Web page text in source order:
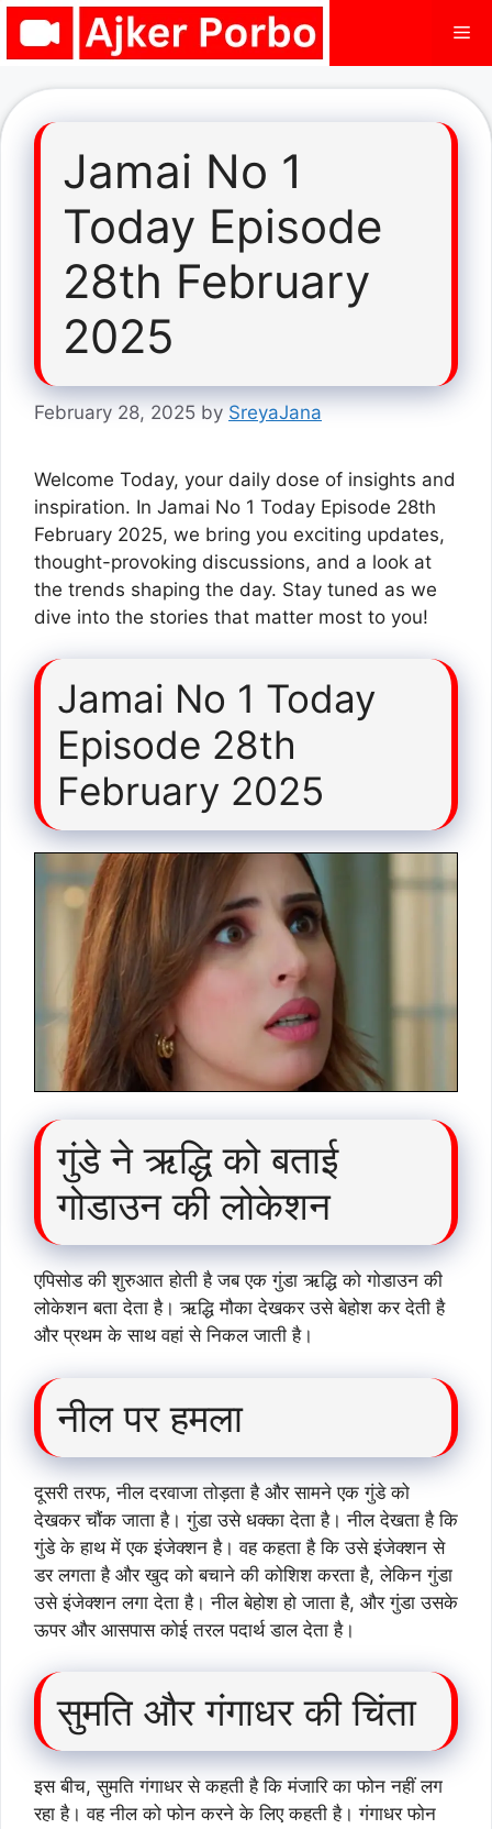
Skip
Jamai No 1
Today Episode
28th February
2025
February 28, 2025 by SreyaJana
Welcome Today, your daily dose of insights and
inspiration. In Jamai No 1 Today Episode 28th
February 2025, we bring you exciting updates,
thought-provoking discussions, and a look at
the trends shaping the day. Stay tuned as we
dive into the stories that matter most to you!
Jamai No 1 Today
Episode 28th
February 2025
गुंडे ने ऋद्धि को बताई
गोडाउन की लोकेशन
एपिसोड की शुरुआत होती है जब एक गुंडा ऋद्धि को गोडाउन की
लोकेशन बता देता है। ऋद्धि मौका देखकर उसे बेहोश कर देती है
और प्रथम के साथ वहां से निकल जाती है।
नील पर हमला
दूसरी तरफ, नील दरवाजा तोड़ता है और सामने एक गुंडे को
देखकर चौंक जाता है। गुंडा उसे धक्का देता है। नील देखता है कि
गुंडे के हाथ में एक इंजेक्शन है। वह कहता है कि उसे इंजेक्शन से
डर लगता है और खुद को बचाने की कोशिश करता है, लेकिन गुंडा
उसे इंजेक्शन लगा देता है। नील बेहोश हो जाता है, और गुंडा उसके
ऊपर और आसपास कोई तरल पदार्थ डाल देता है।
सुमति और गंगाधर की चिंता
इस बीच, सुमति गंगाधर से कहती है कि मंजारि का फोन नहीं लग
रहा है। वह नील को फोन करने के लिए कहती है। गंगाधर फोन